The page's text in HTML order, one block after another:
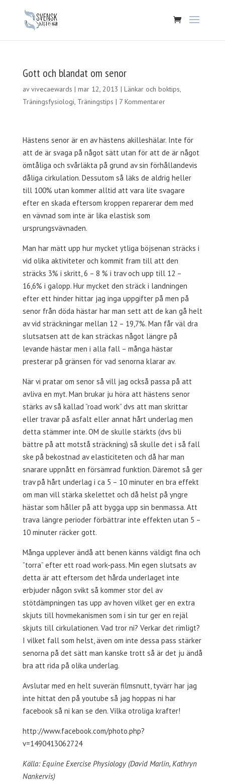
Gott och blandat om senor
avvivecaewards | mar 12, 2013 | Länkar och boktips,
Träningsfysiologi, Träningstips | 7 Kommentarer
Hästens senor är en av hästens akilleshälar. Inte för
att de är svaga på något sätt utan för att de är något
ömtåliga och svårläkta på grund av sin förhållandevis
dåliga cirkulation. Dessutom så läks de aldrig heller
till 100% utan kommer alltid att vara lite svagare
efter en skada eftersom kroppen reparerar dem med
en vävnad som inte är lika elastisk som
ursprungsvävnaden.
Man har mätt upp hur mycket ytliga böjsenan sträcks i
vid olika aktiviteter och kommit fram till att den
sträcks 3% i skritt, 6 – 8 % i trav och upp till 12 –
16,6% i galopp. Hur mycket den sträck i landningen
efter ett hinder hittar jag inga uppgifter på men på
senor från döda hästar har man sett att de kan gå helt
av vid sträckningar mellan 12 – 19,7%. Man får väl dra
slutsatsen att de kan sträckas något längre på
levande hästar men i alla fall – många hästar
presterar på gränsen för vad senorna klarar av.
När vi pratar om senor så vill jag också passa på att
avliva en myt. Man brukar ju höra att hästens senor
stärks av så kallad ”road work” dvs att man skrittar
eller travar på asfalt eller annat hårt underlag men
detta stämmer inte. OM de skulle stärkts (dvs bli
bättre på att motstå sträckning) så skulle det i så fall
ske på bekostnad av elasticiteten och då har man
snarare uppnått en försämrad funktion. Däremot så ger
trav på hårt underlag i ca 5 – 10 minuter en bra effekt
om man vill stärka skelettet och då helst på yngre
hästar som håller på att bygga upp sin benmassa. Att
trava längre perioder förbättrar inte effekten utan 5 –
10 minuter räcker gott.
Många upplever ändå att benen känns väldigt fina och
”torra” efter ett road work-pass. Min egen slutsats av
detta är att eftersom det hårda underlaget inte
erbjuder någon svikt så kommer stor del av
stötdämpningen tas upp av hoven vilket ger en extra
skjuts till hovmekanismen som i sin tur ger en rejäl
skjuts till cirkulationen. Vad tror ni? Verkar det rimligt?
I vilket fall som helst, även om inte dessa pass stärker
senorna på det sätt man kanske trott så är det ju ändå
bra att rida på olika underlag.
Avslutar med en helt suverän filmsnutt, tyvärr har jag
inte hittat den på youtube så jag hoppas ni har
facebook så ni kan se den. Vilka otroliga krafter!
http://www.facebook.com/photo.php?
v=1490413062724
Källa: Equine Exercise Physiology (David Marlin, Kathryn
Nankervis)